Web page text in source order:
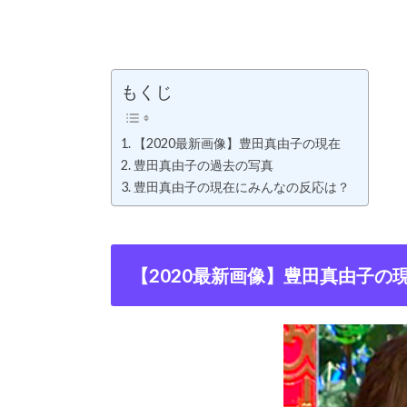
もくじ
【2020最新画像】豊田真由子の現在
豊田真由子の過去の写真
豊田真由子の現在にみんなの反応は？
【2020最新画像】豊田真由子の